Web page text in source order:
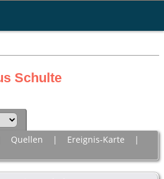
Schulte
Quellen | Ereignis-Karte |